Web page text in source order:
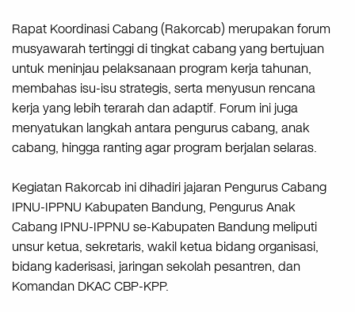
Rapat Koordinasi Cabang (Rakorcab) merupakan forum
musyawarah tertinggi di tingkat cabang yang bertujuan
untuk meninjau pelaksanaan program kerja tahunan,
membahas isu-isu strategis, serta menyusun rencana
kerja yang lebih terarah dan adaptif. Forum ini juga
menyatukan langkah antara pengurus cabang, anak
cabang, hingga ranting agar program berjalan selaras.
Kegiatan Rakorcab ini dihadiri jajaran Pengurus Cabang
IPNU-IPPNU Kabupaten Bandung, Pengurus Anak
Cabang IPNU-IPPNU se-Kabupaten Bandung meliputi
unsur ketua, sekretaris, wakil ketua bidang organisasi,
bidang kaderisasi, jaringan sekolah pesantren, dan
Komandan DKAC CBP-KPP.